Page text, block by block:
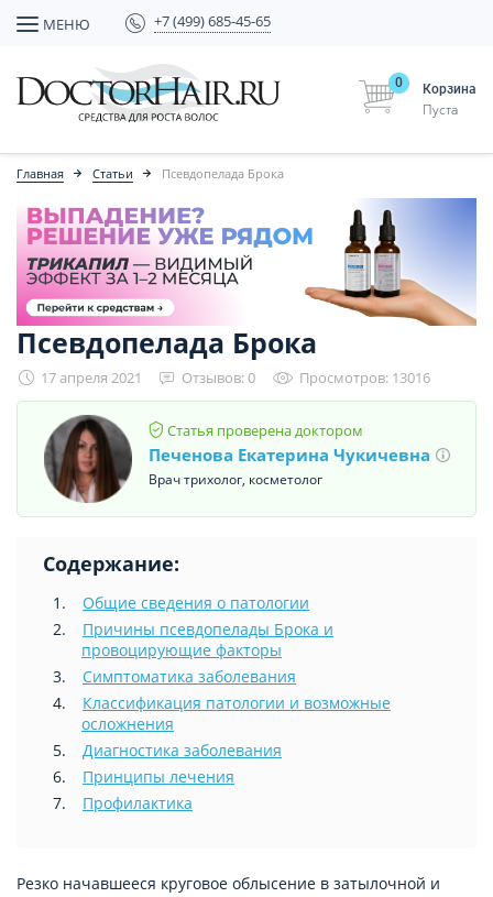
МЕНЮ +7 (499) 685-45-65
Корзина
0
Пуста
Главная Статьи Псевдопелада Брока
Псевдопелада Брока
17 апреля 2021 Отзывов: 0 Просмотров: 13016
Статья проверена доктором
Печенова Екатерина Чукичевна
Врач трихолог, косметолог
Содержание:
Общие сведения о патологии
Причины псевдопелады Брока и
провоцирующие факторы
Симптоматика заболевания
Классификация патологии и возможные
осложнения
Диагностика заболевания
Принципы лечения
Профилактика
Резко начавшееся круговое облысение в затылочной и